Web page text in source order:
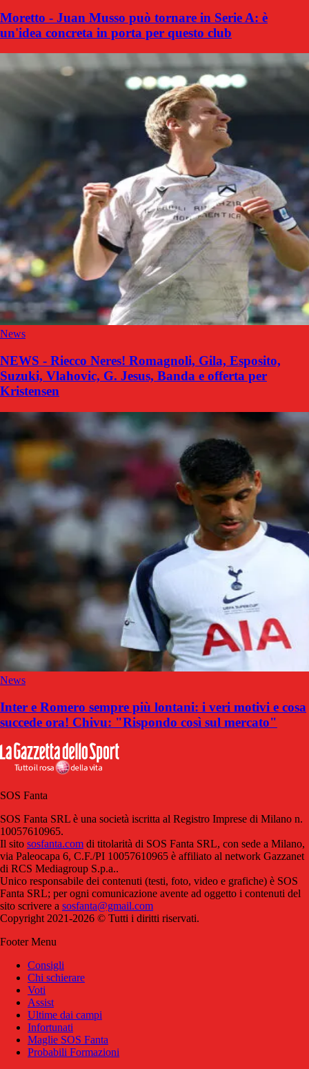
Moretto - Juan Musso può tornare in Serie A: è
un'idea concreta in porta per questo club
News
NEWS - Riecco Neres! Romagnoli, Gila, Esposito,
Suzuki, Vlahovic, G. Jesus, Banda e offerta per
Kristensen
News
Inter e Romero sempre più lontani: i veri motivi e cosa
succede ora! Chivu: "Rispondo così sul mercato"
SOS Fanta
SOS Fanta SRL è una società iscritta al Registro Imprese di Milano n.
10057610965.
Il sito sosfanta.com di titolarità di SOS Fanta SRL, con sede a Milano,
via Paleocapa 6, C.F./PI 10057610965 è affiliato al network Gazzanet
di RCS Mediagroup S.p.a..
Unico responsabile dei contenuti (testi, foto, video e grafiche) è SOS
Fanta SRL; per ogni comunicazione avente ad oggetto i contenuti del
sito scrivere a sosfanta@gmail.com
Copyright 2021-2026 © Tutti i diritti riservati.
Footer Menu
Consigli
Chi schierare
Voti
Assist
Ultime dai campi
Infortunati
Maglie SOS Fanta
Probabili Formazioni